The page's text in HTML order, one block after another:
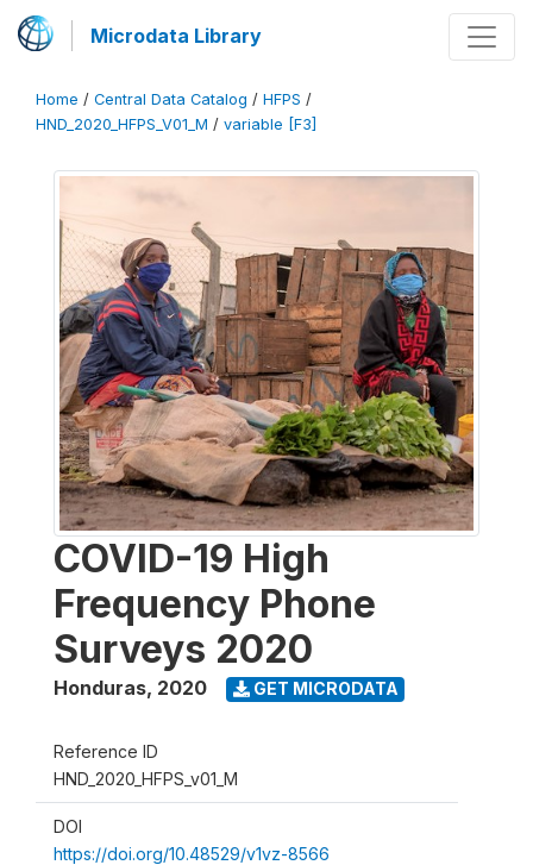
Microdata Library
Home / Central Data Catalog / HFPS /
HND_2020_HFPS_V01_M / variable [F3]
COVID-19 High
Frequency Phone
Surveys 2020
Honduras, 2020 GET MICRODATA
Reference ID
HND_2020_HFPS_v01_M
DOI
https://doi.org/10.48529/v1vz-8566